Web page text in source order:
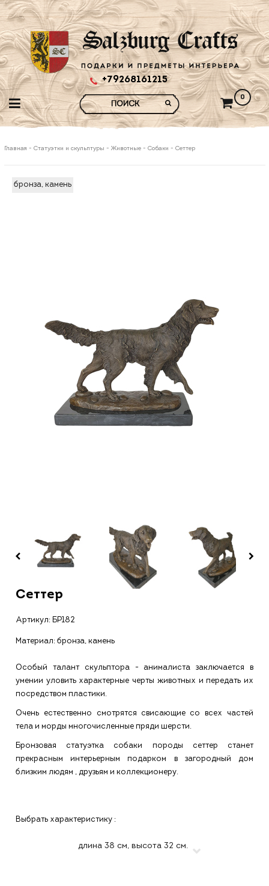
+79268161215
0
Главная - Статуэтки и скульптуры - Животные - Собаки - Сеттер
бронза, камень
Сеттер
Артикул: БР182
Материал: бронза, камень
Особый талант скульптора - анималиста заключается в
умении уловить характерные черты животных и передать их
посредством пластики.
Очень естественно смотрятся свисающие со всех частей
тела и морды многочисленные пряди шерсти.
Бронзовая статуэтка собаки породы сеттер станет
прекрасным интерьерным подарком в загородный дом
близким людям , друзьям и коллекционеру.
Выбрать характеристику :